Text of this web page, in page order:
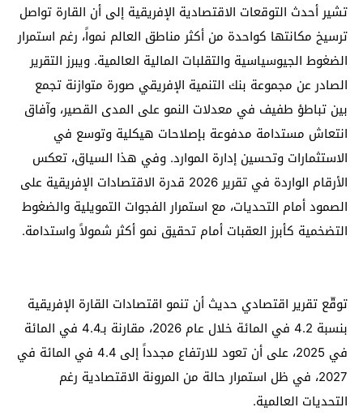
تشير أحدث التوقعات الاقتصادية الإفريقية إلى أن القارة تواصل
ترسيخ مكانتها كواحدة من أكثر مناطق العالم نمواً، رغم استمرار
الضغوط الجيوسياسية والتقلبات المالية العالمية. ويبرز التقرير
الصادر عن مجموعة بنك التنمية الإفريقي صورة متوازنة تجمع
بين تباطؤ طفيف في معدلات النمو على المدى القصير، وآفاق
انتعاش مستدامة مدفوعة بإصلاحات هيكلية وتوسع في
الاستثمارات وتحسين إدارة الموارد. وفي هذا السياق، تعكس
الأرقام الواردة في تقرير 2026 قدرة الاقتصادات الإفريقية على
الصمود أمام التحديات، مع استمرار الفجوات التمويلية والضغوط
التضخمية كأبرز العقبات أمام تحقيق نمو أكثر شمولاً واستدامة.
توقّع تقرير اقتصادي حديث أن تنمو اقتصادات القارة الإفريقية
بنسبة 4.2 في المائة خلال عام 2026، مقارنة بـ4.4 في المائة
في 2025، على أن تعود للارتفاع مجدداً إلى 4.4 في المائة في
2027، في ظل استمرار حالة من المرونة الاقتصادية رغم
التحديات العالمية.